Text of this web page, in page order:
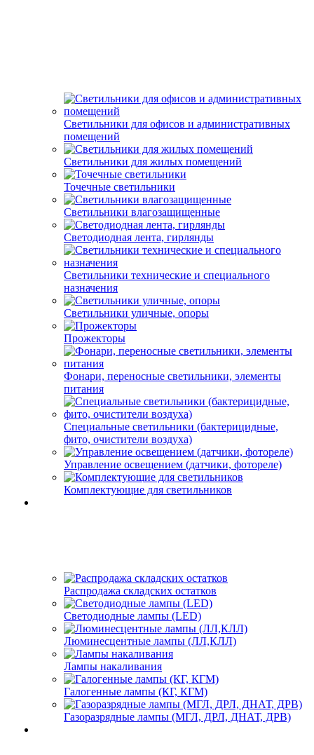
Светильники для офисов и административных
помещений
Светильники для жилых помещений
Точечные светильники
Светильники влагозащищенные
Светодиодная лента, гирлянды
Светильники технические и специального
назначения
Светильники уличные, опоры
Прожекторы
Фонари, переносные светильники, элементы
питания
Специальные светильники (бактерицидные,
фито, очистители воздуха)
Управление освещением (датчики, фотореле)
Комплектующие для светильников
Распродажа складских остатков
Светодиодные лампы (LED)
Люминесцентные лампы (ЛЛ,КЛЛ)
Лампы накаливания
Галогенные лампы (КГ, КГМ)
Газоразрядные лампы (МГЛ, ДРЛ, ДНАТ, ДРВ)